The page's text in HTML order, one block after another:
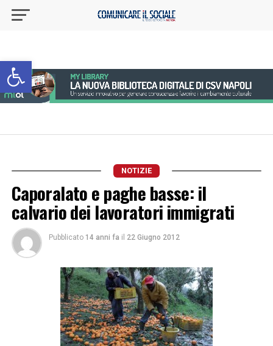
Apri la barra degli strumenti
NOTIZIE
Caporalato e paghe basse: il
calvario dei lavoratori immigrati
Pubblicato 14 anni fa il 22 Giugno 2012